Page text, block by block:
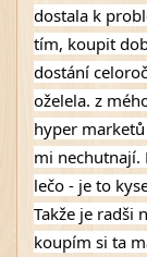
dostala k
tím, koupit
dostání
oželela. z
hyper
mi nechutnají.
lečo - je to
Takže je radši
koupím si ta